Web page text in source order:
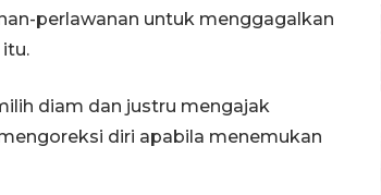
perlawanan untuk menggagalkan
diam dan justru mengajak
diri apabila menemukan